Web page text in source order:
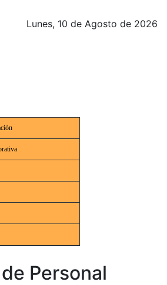
Lunes, 10 de Agosto de 2026
Personal